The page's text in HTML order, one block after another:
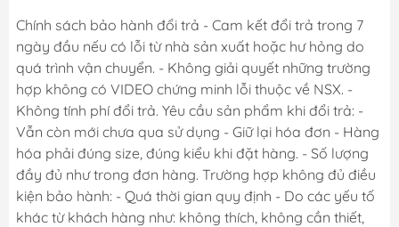
Chính sách bảo hành đổi trả - Cam kết đổi trả trong 7
ngày đầu nếu có lỗi từ nhà sản xuất hoặc hư hỏng do
quá trình vận chuyển. - Không giải quyết những trường
hợp không có VIDEO chứng minh lỗi thuộc về NSX. -
Không tính phí đổi trả. Yêu cầu sản phẩm khi đổi trả: -
Vẫn còn mới chưa qua sử dụng - Giữ lại hóa đơn - Hàng
hóa phải đúng size, đúng kiểu khi đặt hàng. - Số lượng
đầy đủ như trong đơn hàng. Trường hợp không đủ điều
kiện bảo hành: - Quá thời gian quy định - Do các yếu tố
khác từ khách hàng như: không thích, không cần thiết,